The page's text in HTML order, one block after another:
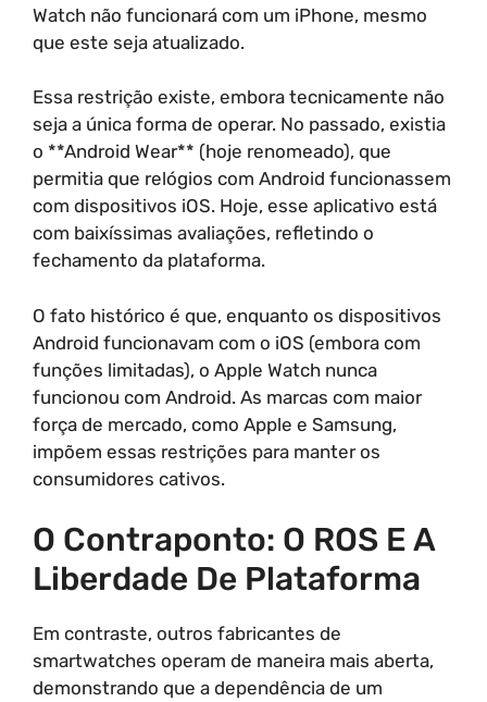
Watch não funcionará com um iPhone, mesmo
que este seja atualizado.
Essa restrição existe, embora tecnicamente não
seja a única forma de operar. No passado, existia
o **Android Wear** (hoje renomeado), que
permitia que relógios com Android funcionassem
com dispositivos iOS. Hoje, esse aplicativo está
com baixíssimas avaliações, refletindo o
fechamento da plataforma.
O fato histórico é que, enquanto os dispositivos
Android funcionavam com o iOS (embora com
funções limitadas), o Apple Watch nunca
funcionou com Android. As marcas com maior
força de mercado, como Apple e Samsung,
impõem essas restrições para manter os
consumidores cativos.
O Contraponto: O ROS E A
Liberdade De Plataforma
Em contraste, outros fabricantes de
smartwatches operam de maneira mais aberta,
demonstrando que a dependência de um